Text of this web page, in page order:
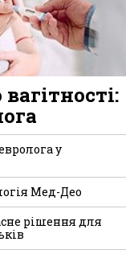
у
Мед-Део
рішення для